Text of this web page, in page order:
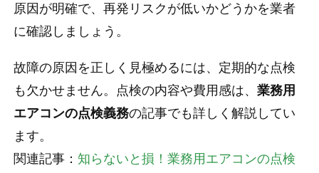
原因が明確で、再発リスクが低いかどうかを業者
に確認しましょう。
故障の原因を正しく見極めるには、定期的な点検
も欠かせません。点検の内容や費用感は、業務用
エアコンの点検義務の記事でも詳しく解説してい
ます。
関連記事： 知らないと損！業務用エアコンの点検